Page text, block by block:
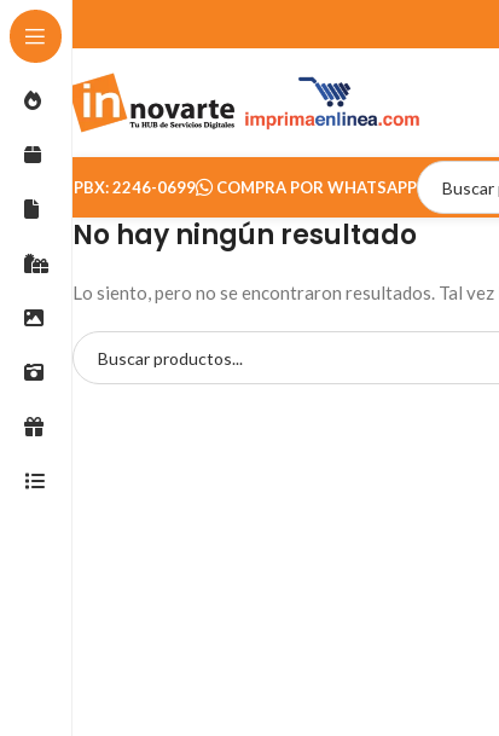
PBX: 2246-0699 COMPRA POR WHATSAPP
No hay ningún resultado
Lo siento, pero no se encontraron resultados. Tal